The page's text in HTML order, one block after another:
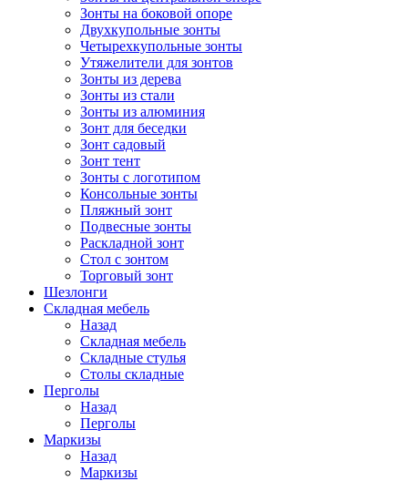
Зонты на боковой опоре
Двухкупольные зонты
Четырехкупольные зонты
Утяжелители для зонтов
Зонты из дерева
Зонты из стали
Зонты из алюминия
Зонт для беседки
Зонт садовый
Зонт тент
Зонты с логотипом
Консольные зонты
Пляжный зонт
Подвесные зонты
Раскладной зонт
Стол с зонтом
Торговый зонт
Шезлонги
Складная мебель
Назад
Складная мебель
Складные стулья
Столы складные
Перголы
Назад
Перголы
Маркизы
Назад
Маркизы